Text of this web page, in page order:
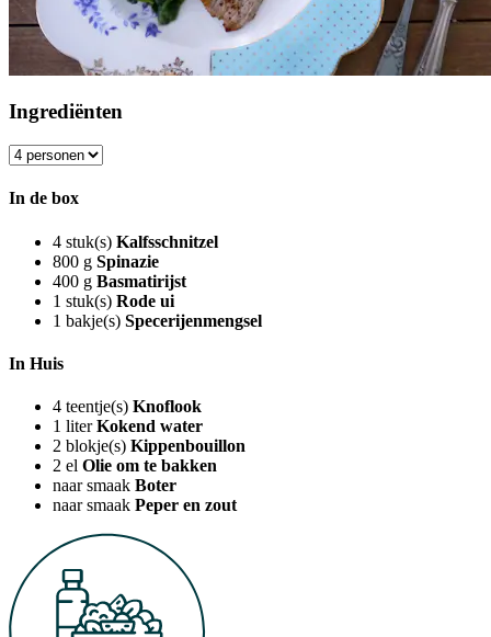
Ingrediënten
In de box
4 stuk(s) Kalfsschnitzel
800 g Spinazie
400 g Basmatirijst
1 stuk(s) Rode ui
1 bakje(s) Specerijenmengsel
In Huis
4 teentje(s) Knoflook
1 liter Kokend water
2 blokje(s) Kippenbouillon
2 el Olie om te bakken
naar smaak Boter
naar smaak Peper en zout